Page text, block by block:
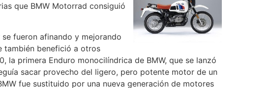
que BMW Motorrad consiguió
fueron afinando y mejorando
también benefició a otros
la primera Enduro monocilíndrica de BMW, que se lanzó
sacar provecho del ligero, pero potente motor de un
fue sustituido por una nueva generación de motores